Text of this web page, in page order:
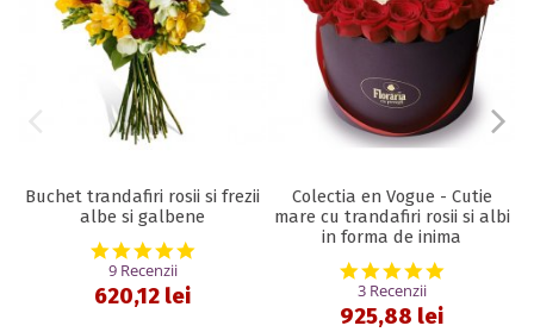
Buchet trandafiri rosii si frezii
albe si galbene
5.0 star rating
9 Recenzii
620,12 lei
Colectia en Vogue - Cutie
mare cu trandafiri rosii si albi
in forma de inima
5.0 star
3 Recenzii
925,88 lei